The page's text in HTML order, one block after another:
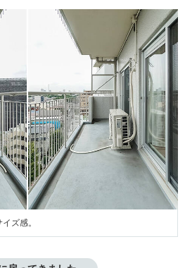
ズ感。